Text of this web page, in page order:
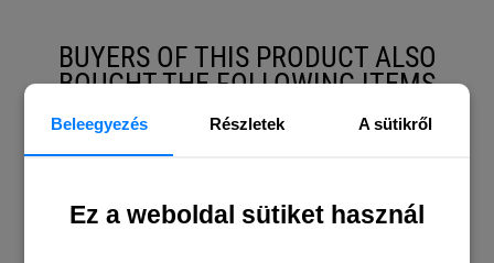
Beleegyezés Részletek A sütikről
Ez a weboldal sütiket használ
BUYERS OF THIS PRODUCT ALSO
BOUGHT THE FOLLOWING ITEMS